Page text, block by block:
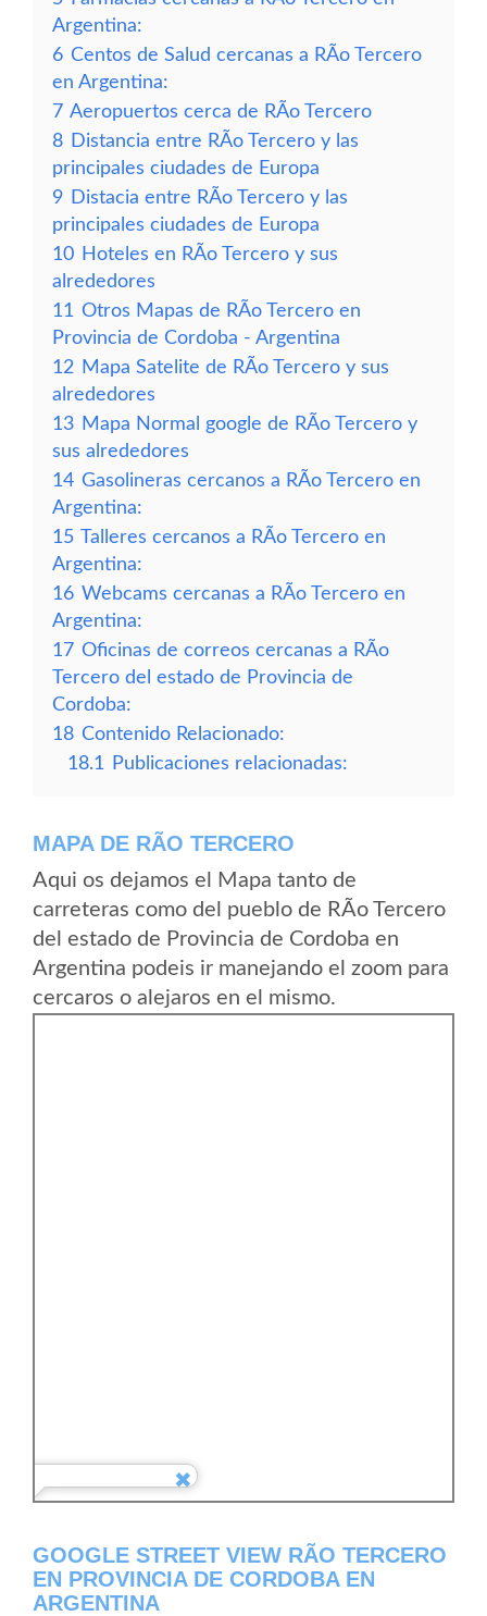
Argentina:
6 Centos de Salud cercanas a RÃ­o Tercero
en Argentina:
7 Aeropuertos cerca de RÃ­o Tercero
8 Distancia entre RÃ­o Tercero y las
principales ciudades de Europa
9 Distacia entre RÃ­o Tercero y las
principales ciudades de Europa
10 Hoteles en RÃ­o Tercero y sus
alrededores
11 Otros Mapas de RÃ­o Tercero en
Provincia de Cordoba - Argentina
12 Mapa Satelite de RÃ­o Tercero y sus
alrededores
13 Mapa Normal google de RÃ­o Tercero y
sus alrededores
14 Gasolineras cercanos a RÃ­o Tercero en
Argentina:
15 Talleres cercanos a RÃ­o Tercero en
Argentina:
16 Webcams cercanas a RÃ­o Tercero en
Argentina:
17 Oficinas de correos cercanas a RÃ­o
Tercero del estado de Provincia de
Cordoba:
18 Contenido Relacionado:
18.1
Publicaciones relacionadas:
MAPA DE RÃ­O TERCERO
Aqui os dejamos el Mapa tanto de
carreteras como del pueblo de RÃ­o Tercero
del estado de Provincia de Cordoba en
Argentina podeis ir manejando el zoom para
cercaros o alejaros en el mismo.
GOOGLE STREET VIEW RÃ­O TERCERO
EN PROVINCIA DE CORDOBA EN
ARGENTINA